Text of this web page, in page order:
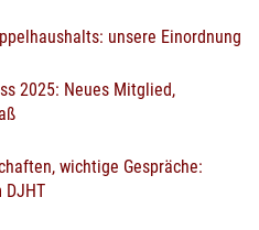
unsere Einordnung
2025: Neues Mitglied,
wichtige Gespräche:
DJHT